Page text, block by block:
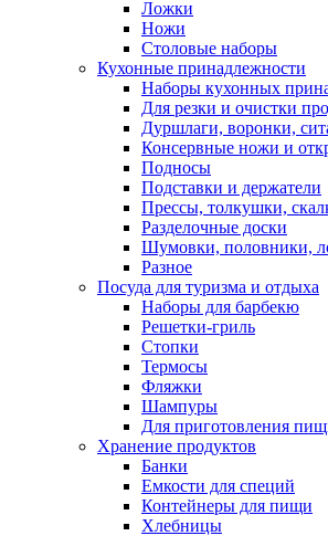
Ложки
Ножи
Столовые наборы
Кухонные принадлежности
Наборы кухонных
Для резки и очистки
Дуршлаги, воронки,
Консервные ножи и
Подносы
Подставки и держатели
Прессы, толкушки,
Разделочные доски
Шумовки, половники,
Разное
Посуда для туризма и отдыха
Наборы для барбекю
Решетки-гриль
Стопки
Термосы
Фляжки
Шампуры
Для приготовления
Хранение продуктов
Банки
Емкости для специй
Контейнеры для пищи
Хлебницы